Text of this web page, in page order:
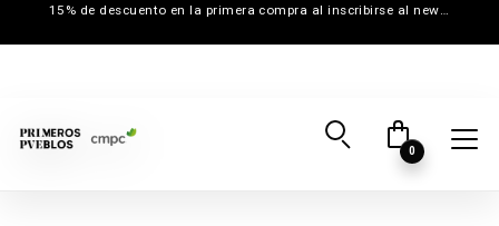
15% de descuento en la primera compra al inscribirse al newsletter
0